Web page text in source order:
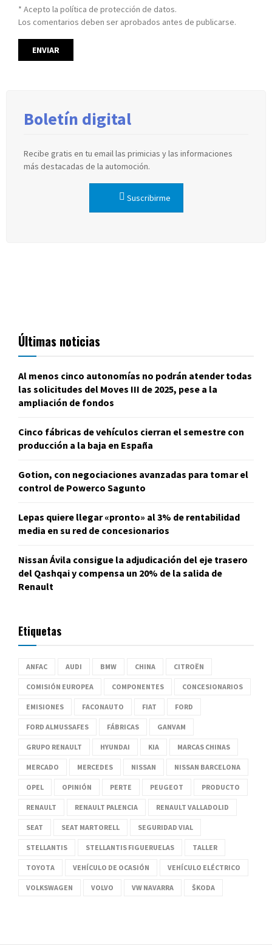
* Acepto la política de protección de datos.
Los comentarios deben ser aprobados antes de publicarse.
Boletín digital
Recibe gratis en tu email las primicias y las informaciones
más destacadas de la automoción.
Suscribirme
Últimas noticias
Al menos cinco autonomías no podrán atender todas
las solicitudes del Moves III de 2025, pese a la
ampliación de fondos
Cinco fábricas de vehículos cierran el semestre con
producción a la baja en España
Gotion, con negociaciones avanzadas para tomar el
control de Powerco Sagunto
Lepas quiere llegar «pronto» al 3% de rentabilidad
media en su red de concesionarios
Nissan Ávila consigue la adjudicación del eje trasero
del Qashqai y compensa un 20% de la salida de
Renault
Etiquetas
ANFAC AUDI BMW CHINA CITROËN
COMISIÓN EUROPEA COMPONENTES CONCESIONARIOS
EMISIONES FACONAUTO FIAT FORD
FORD ALMUSSAFES FÁBRICAS GANVAM
GRUPO RENAULT HYUNDAI KIA MARCAS CHINAS
MERCADO MERCEDES NISSAN NISSAN BARCELONA
OPEL OPINIÓN PERTE PEUGEOT PRODUCTO
RENAULT RENAULT PALENCIA RENAULT VALLADOLID
SEAT SEAT MARTORELL SEGURIDAD VIAL
STELLANTIS STELLANTIS FIGUERUELAS TALLER
TOYOTA VEHÍCULO DE OCASIÓN VEHÍCULO ELÉCTRICO
VOLKSWAGEN VOLVO VW NAVARRA ŠKODA